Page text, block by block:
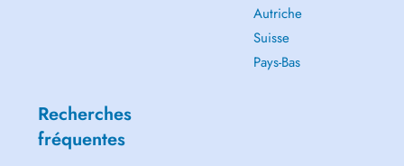
Autriche
Suisse
Pays-Bas
Recherches
fréquentes